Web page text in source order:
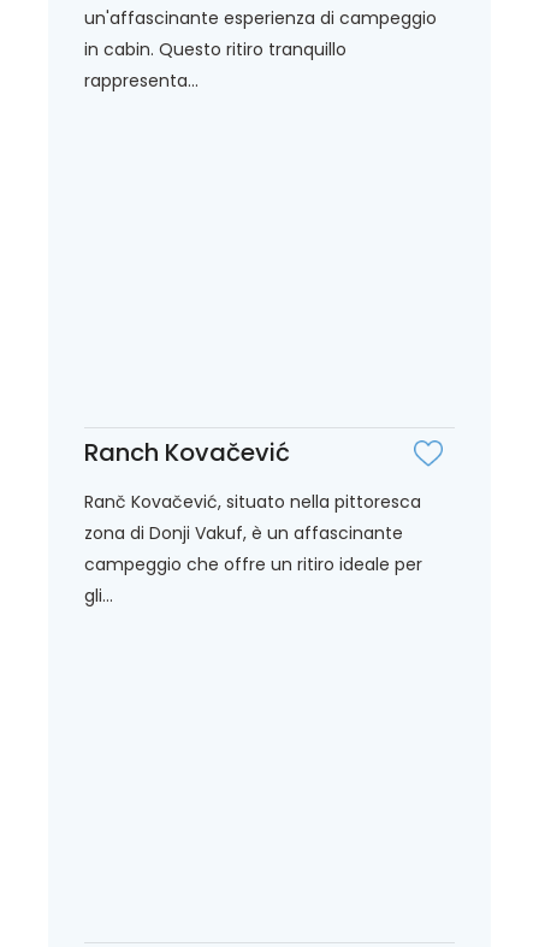
un'affascinante esperienza di campeggio
in cabin. Questo ritiro tranquillo
rappresenta...
Ranch Kovačević
Ranč Kovačević, situato nella pittoresca
zona di Donji Vakuf, è un affascinante
campeggio che offre un ritiro ideale per
gli...